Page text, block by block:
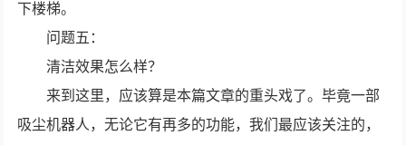
下楼梯。
问题五：
清洁效果怎么样？
来到这里，应该算是本篇文章的重头戏了。毕竟一部
吸尘机器人，无论它有再多的功能，我们最应该关注的，